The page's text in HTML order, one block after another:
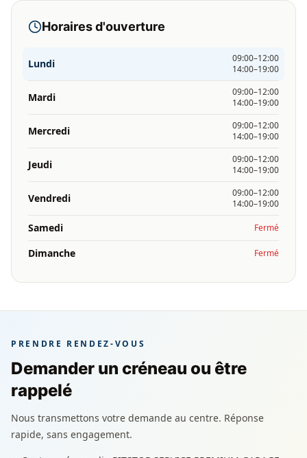
Horaires d'ouverture
Lundi
09:00–12:00
14:00–19:00
Mardi
09:00–12:00
14:00–19:00
Mercredi
09:00–12:00
14:00–19:00
Jeudi
09:00–12:00
14:00–19:00
Vendredi
09:00–12:00
14:00–19:00
Samedi Fermé
Dimanche Fermé
PRENDRE RENDEZ-VOUS
Demander un créneau ou être
rappelé
Nous transmettons votre demande au centre. Réponse
rapide, sans engagement.